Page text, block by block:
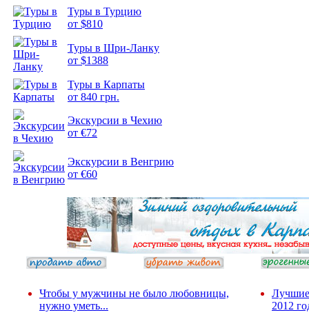
Туры в Турцию
от $810
Туры в Шри-Ланку
от $1388
Туры в Карпаты
от 840 грн.
Экскурсии в Чехию
от €72
Экскурсии в Венгрию
от €60
Чтобы у мужчины не было любовницы,
нужно уметь...
Лучшие
2012